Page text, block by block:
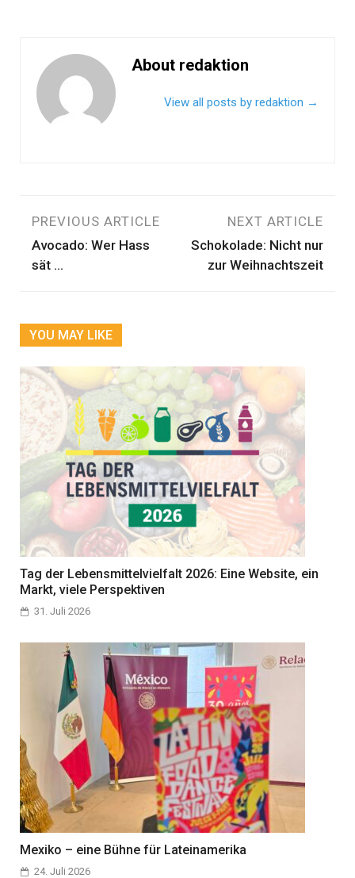
About redaktion
View all posts by redaktion →
Beitragsnavigation
PREVIOUS ARTICLE
Avocado: Wer Hass
sät …
NEXT ARTICLE
Schokolade: Nicht nur
zur Weihnachtszeit
YOU MAY LIKE
Tag der Lebensmittelvielfalt 2026: Eine Website, ein
Markt, viele Perspektiven
31. Juli 2026
Mexiko – eine Bühne für Lateinamerika
24. Juli 2026